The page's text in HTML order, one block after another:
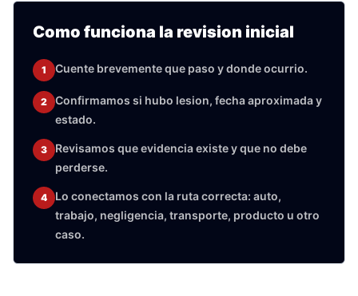
Como funciona la revision inicial
1 Cuente brevemente que paso y donde ocurrio.
2
Confirmamos si hubo lesion, fecha aproximada y
estado.
3
Revisamos que evidencia existe y que no debe
perderse.
4
Lo conectamos con la ruta correcta: auto,
trabajo, negligencia, transporte, producto u otro
caso.